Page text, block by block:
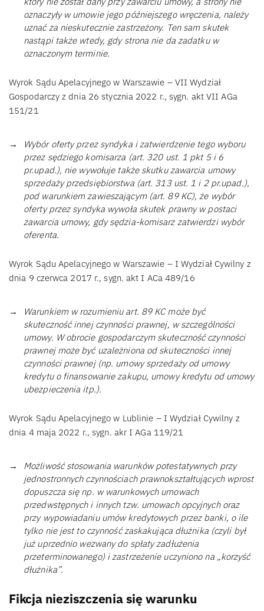
oznaczyły w umowie jego późniejszego wręczenia, należy
uznać za nieskutecznie zastrzeżony. Ten sam skutek
nastąpi także wtedy, gdy strona nie da zadatku w
oznaczonym terminie.
Wyrok Sądu Apelacyjnego w Warszawie – VII Wydział
Gospodarczy z dnia 26 stycznia 2022 r., sygn. akt VII AGa
151/21
Wybór oferty przez syndyka i zatwierdzenie tego wyboru
przez sędziego komisarza (art. 320 ust. 1 pkt 5 i 6
pr.upad.), nie wywołuje także skutku zawarcia umowy
sprzedaży przedsiębiorstwa (art. 313 ust. 1 i 2 pr.upad.),
pod warunkiem zawieszającym (art. 89 KC), że wybór
oferty przez syndyka wywoła skutek prawny w postaci
zawarcia umowy, gdy sędzia-komisarz zatwierdzi wybór
oferenta.
Wyrok Sądu Apelacyjnego w Warszawie – I Wydział Cywilny z
dnia 9 czerwca 2017 r., sygn. akt I ACa 489/16
Warunkiem w rozumieniu art. 89 KC może być
skuteczność innej czynności prawnej, w szczególności
umowy. W obrocie gospodarczym skuteczność czynności
prawnej może być uzależniona od skuteczności innej
czynności prawnej (np. umowy sprzedaży od umowy
kredytu o finansowanie zakupu, umowy kredytu od umowy
ubezpieczenia itp.).
Wyrok Sądu Apelacyjnego w Lublinie – I Wydział Cywilny z
dnia 4 maja 2022 r., sygn. akr I AGa 119/21
Możliwość stosowania warunków potestatywnych przy
jednostronnych czynnościach prawnokształtujących wprost
dopuszcza się np. w warunkowych umowach
przedwstępnych i innych tzw. umowach opcyjnych oraz
przy wypowiadaniu umów kredytowych przez banki, o ile
tylko nie jest to czynność zaskakująca dłużnika (czyli był
już uprzednio wezwany do spłaty zadłużenia
przeterminowanego) i zastrzeżenie uczyniono na „korzyść
dłużnika”.
Fikcja nieziszczenia się warunku